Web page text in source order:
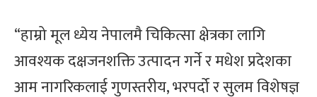
“हाम्रो मूल ध्येय नेपालमै चिकित्सा क्षेत्रका लागि
आवश्यक दक्षजनशक्ति उत्पादन गर्ने र मधेश प्रदेशका
आम नागरिकलाई गुणस्तरीय, भरपर्दो र सुलम विशेषज्ञ